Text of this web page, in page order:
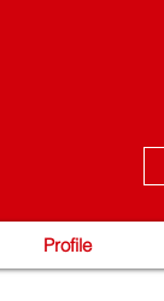
Profile